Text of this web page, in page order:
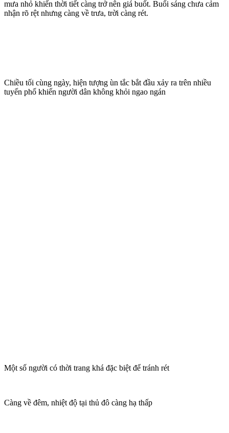
mưa nhỏ khiến thời tiết càng trở nên giá buốt. Buổi sáng chưa cảm
nhận rõ rệt nhưng càng về trưa, trời càng rét.
Chiều tối cùng ngày, hiện tượng ùn tắc bắt đầu xảy ra trên nhiều
tuyến phố khiến người dân không khỏi ngao ngán
Một số người có thời trang khá đặc biệt để tránh rét
Càng về đêm, nhiệt độ tại thủ đô càng hạ thấp